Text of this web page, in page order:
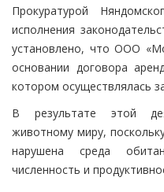
Прокуратурой
исполнения
установлено, что ООО
основании договора
котором осуществлялась
В результате этой
животному миру,
нарушена среда
численность и